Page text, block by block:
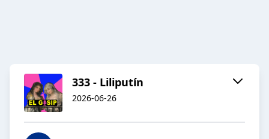
333 - Liliputín
2026-06-26